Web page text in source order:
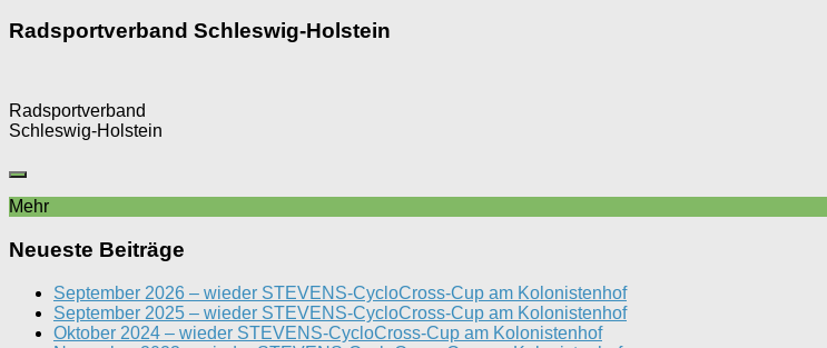
Radsportverband Schleswig-Holstein
Radsportverband
Schleswig-Holstein
Mehr
Neueste Beiträge
September 2026 – wieder STEVENS-CycloCross-Cup am Kolonistenhof
September 2025 – wieder STEVENS-CycloCross-Cup am Kolonistenhof
Oktober 2024 – wieder STEVENS-CycloCross-Cup am Kolonistenhof